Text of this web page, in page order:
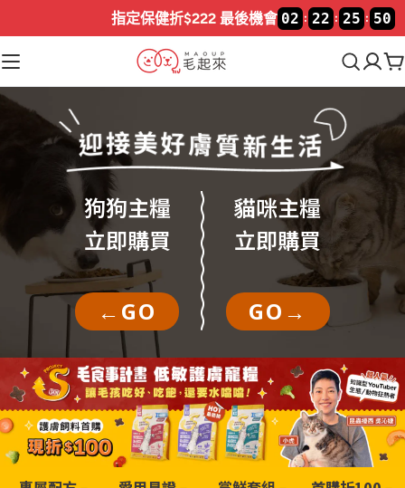
限時買就送🎁飼料嘗鮮包 02 22 25 47
購
物
車
狗狗主糧
立即購買
←GO
貓咪主糧
立即購買
GO→